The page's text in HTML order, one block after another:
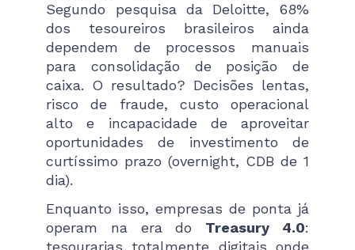
Segundo pesquisa da Deloitte, 68%
dos tesoureiros brasileiros ainda
dependem de processos manuais
para consolidação de posição de
caixa. O resultado? Decisões lentas,
risco de fraude, custo operacional
alto e incapacidade de aproveitar
oportunidades de investimento de
curtíssimo prazo (overnight, CDB de 1
dia).
Enquanto isso, empresas de ponta já
operam na era do Treasury 4.0:
tesourarias totalmente digitais onde